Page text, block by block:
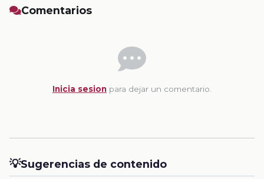
Comentarios
Inicia sesion para dejar un comentario.
💡Sugerencias de contenido